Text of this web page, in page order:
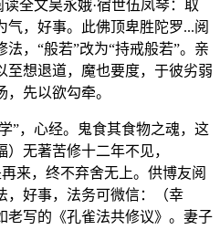
文吴永娥·宿世伍凤琴：取
，好事。此佛顶卑胜陀罗...阅
，“般若”改为“持戒般若”。亲
至想退道，魔也要度，于彼劣弱
先以欲勾牵。
，心经。鬼食其食物之魂，这
无著苦修十二年不见，
来，终不弃舍无上。供博友阅
，好事，法务可微信：（幸
老写的《孔雀法共修议》。妻子